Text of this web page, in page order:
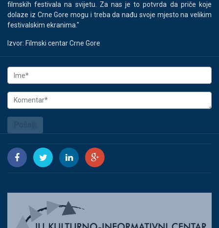
filmskih festivala na svijetu. Za nas je to potvrda da priče koje
dolaze iz Crne Gore mogu i treba da nađu svoje mjesto na velikim
festivalskim ekranima."
Izvor: Filmski centar Crne Gore